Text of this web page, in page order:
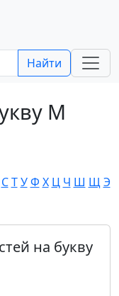
Найти
М
С Т У Ф Х Ц Ч Ш Щ Э
на букву